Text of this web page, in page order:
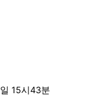
15시43분